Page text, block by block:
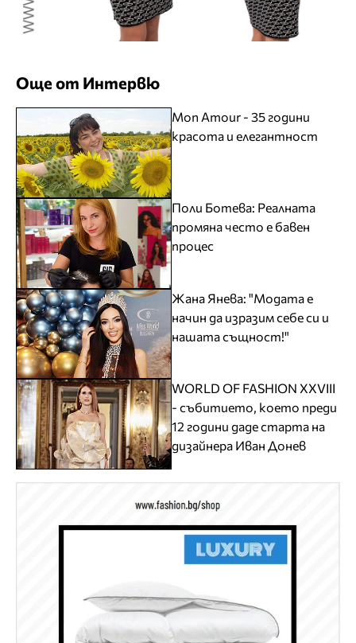
Още от Интервю
Mon Amour - 35 години
красота и елегантност
Поли Ботева: Реалната
промяна често е бавен
процес
Жана Янева: "Модата е
начин да изразим себе си и
нашата същност!"
WORLD OF FASHION XXVIII
- събитието, което преди
12 години даде старта на
дизайнера Иван Донев